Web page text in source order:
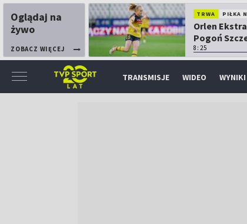
Oglądaj na
żywo
ZOBACZ WIĘCEJ
TRWA PIŁKA
Orlen
Pogoń
Górnik
8:25
TRANSMISJE WIDEO WYNIKI